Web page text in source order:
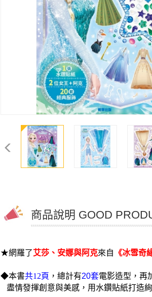
商品說明 GOOD
★網羅了艾莎、安娜與阿克來自 《冰雪奇
◆本書共12頁 ， 總計有20套電影造型，再
盡情發揮創意與美感，用水鑽貼紙打造